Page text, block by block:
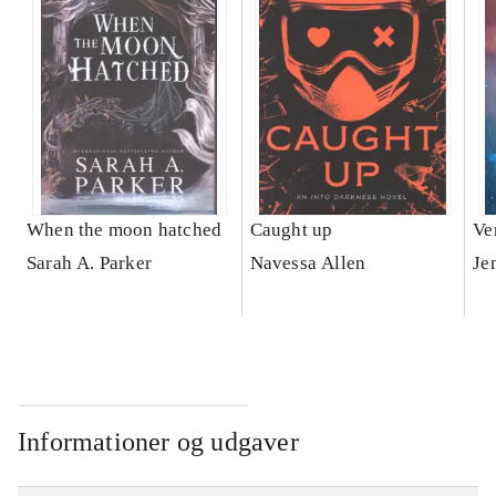
When the moon hatched
Sarah A. Parker
Caught up
Navessa Allen
Informationer og udgaver